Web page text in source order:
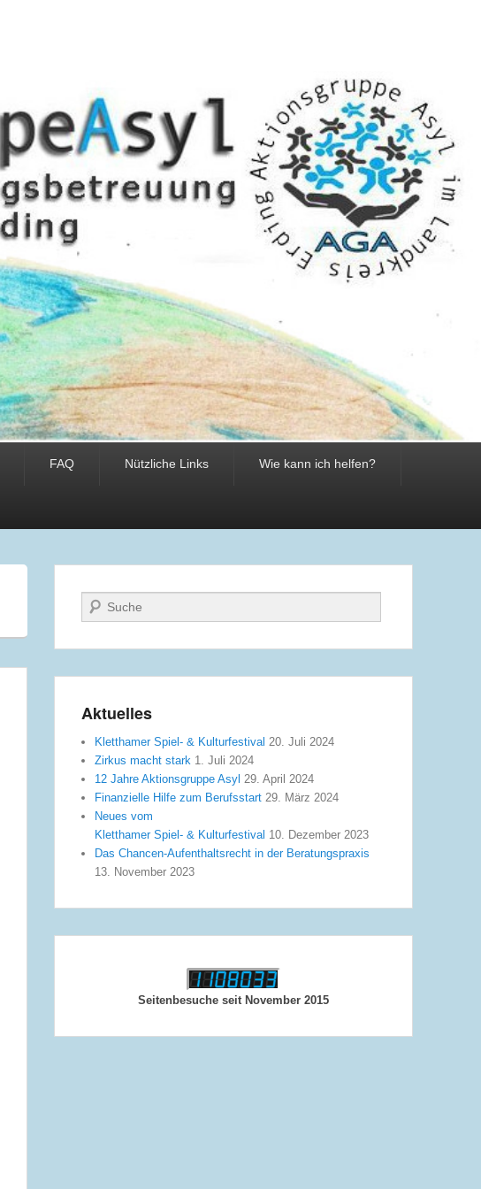
FAQ Nützliche Links Wie kann ich helfen?
Suche
Aktuelles
Kletthamer Spiel- & Kulturfestival 20. Juli 2024
Zirkus macht stark 1. Juli 2024
12 Jahre Aktionsgruppe Asyl 29. April 2024
Finanzielle Hilfe zum Berufsstart 29. März 2024
Neues vom
Kletthamer Spiel- & Kulturfestival 10. Dezember 2023
Das Chancen-Aufenthaltsrecht in der Beratungspraxis
13. November 2023
Seitenbesuche seit November 2015